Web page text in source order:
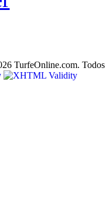
TurfeOnline.com. Todos